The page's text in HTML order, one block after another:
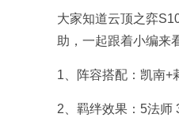
大家知道云顶之弈
助，一起跟着小编来
1、阵容搭配：凯南+
2、羁绊效果：5法师